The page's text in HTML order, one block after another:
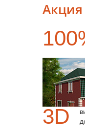
Акция
3D